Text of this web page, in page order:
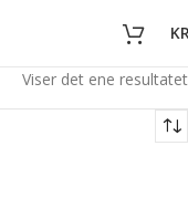
Viser det ene resultatet